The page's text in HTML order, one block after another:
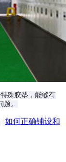
殊胶垫 ，能够有
。
如何正确铺设和